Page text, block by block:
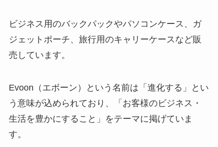
ビジネス用のバックパックやパソコンケース、ガ
ジェットポーチ、旅行用のキャリーケースなど販
売しています。
Evoon（エボーン）という名前は「進化する」とい
う意味が込められており、「お客様のビジネス・
生活を豊かにすること」をテーマに掲げていま
す。